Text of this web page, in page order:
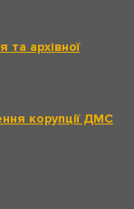
та архівної
корупції ДМС